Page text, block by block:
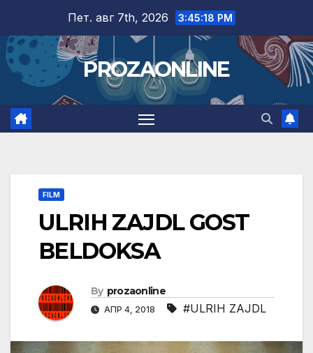
content
Пет. авг 7th, 2026 3:45:19 PM
PROZAONLINE
FILM
ULRIH ZAJDL GOST
BELDOKSA
By prozaonline
АПР 4, 2018 #ULRIH ZAJDL